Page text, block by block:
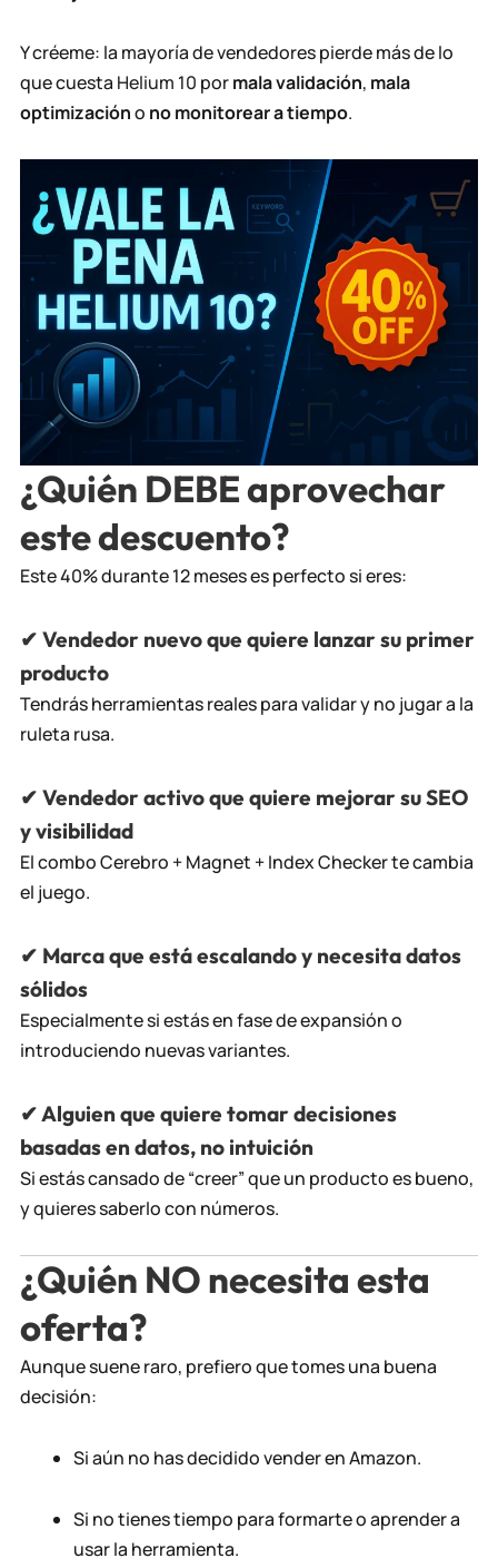
Y créeme: la mayoría de vendedores pierde más de lo
que cuesta Helium 10 pormala validación, mala
optimizacióno no monitorear a tiempo.
¿Quién DEBE aprovechar
este descuento?
Este 40% durante 12 meses es perfecto si eres:
✔Vendedor nuevo que quiere lanzar su primer
producto
Tendrás herramientas reales para validar y no jugar a la
ruleta rusa.
✔Vendedor activo que quiere mejorar su SEO
y visibilidad
El combo Cerebro + Magnet + Index Checker te cambia
el juego.
✔ Marca que está escalando y necesita datos
sólidos
Especialmente si estás en fase de expansión o
introduciendo nuevas variantes.
✔Alguien que quiere tomar decisiones
basadas en datos, no intuición
Si estás cansado de “creer” que un producto es bueno,
y quieres saberlo con números.
¿Quién NO necesita esta
oferta?
Aunque suene raro, prefiero que tomes una buena
decisión:
Si aún no has decidido vender en Amazon.
Si no tienes tiempo para formarte o aprender a
usar la herramienta.